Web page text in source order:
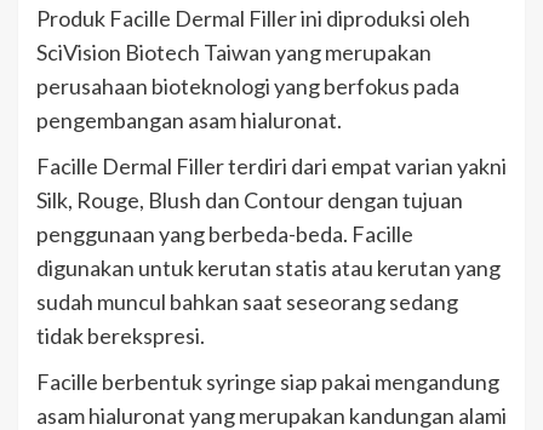
Produk Facille Dermal Filler ini diproduksi oleh
SciVision Biotech Taiwan yang merupakan
perusahaan bioteknologi yang berfokus pada
pengembangan asam hialuronat.
Facille Dermal Filler terdiri dari empat varian yakni
Silk, Rouge, Blush dan Contour dengan tujuan
penggunaan yang berbeda-beda. Facille
digunakan untuk kerutan statis atau kerutan yang
sudah muncul bahkan saat seseorang sedang
tidak berekspresi.
Facille berbentuk syringe siap pakai mengandung
asam hialuronat yang merupakan kandungan alami